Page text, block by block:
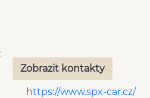
Zobrazit kontakty
https://www.spx-car.cz/